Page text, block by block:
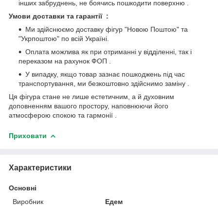
інших забруднень, не боячись пошкодити поверхню .
Умови доставки та гарантії :
Ми здійснюємо доставку фігур "Новою Поштою" та
"Укрпоштою" по всій Україні.
Оплата можлива як при отриманні у відділенні, так і
переказом на рахунок ФОП .
У випадку, якщо товар зазнає пошкоджень під час
транспортування, ми безкоштовно здійснимо заміну .
Ця фігура стане не лише естетичним, а й духовним
доповненням вашого простору, наповнюючи його
атмосферою спокою та гармонії .
Приховати
Характеристики
Основні
Виробник
Едем